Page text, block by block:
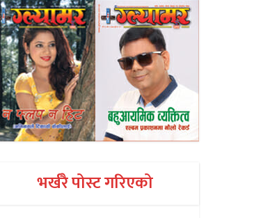
भर्खरै पोस्ट गरिएको